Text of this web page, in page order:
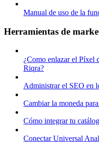
Manual de uso de la
Herramientas de
¿Como enlazar el Píxel
Riqra?
Administrar el SEO en
Cambiar la moneda
Cómo integrar tu
Conectar Universal